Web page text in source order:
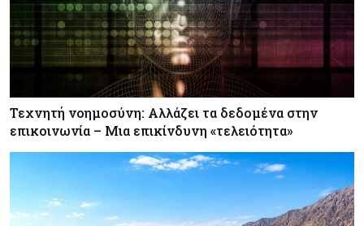
Τεχνητή νοημοσύνη: Αλλάζει τα δεδομένα στην
επικοινωνία – Μια επικίνδυνη «τελειότητα»